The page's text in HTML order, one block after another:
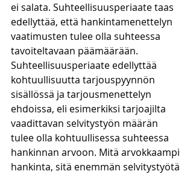
ei salata. Suhteellisuusperiaate taas
edellyttää, että hankintamenettelyn
vaatimusten tulee olla suhteessa
tavoiteltavaan päämäärään.
Suhteellisuusperiaate edellyttää
kohtuullisuutta tarjouspyynnön
sisällössä ja tarjousmenettelyn
ehdoissa, eli esimerkiksi tarjoajilta
vaadittavan selvitystyön määrän
tulee olla kohtuullisessa suhteessa
hankinnan arvoon. Mitä arvokkaampi
hankinta, sitä enemmän selvitystyötä